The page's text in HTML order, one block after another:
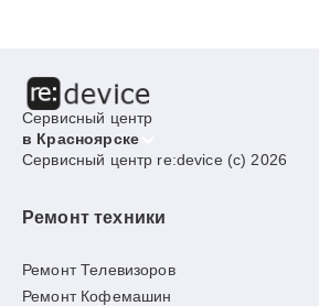
Сервисный центр
в Красноярске
Сервисный центр re:device (c) 2026
Ремонт техники
Ремонт Телевизоров
Ремонт Кофемашин